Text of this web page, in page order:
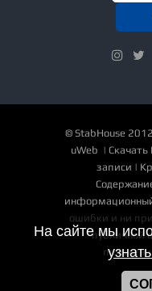
© StabHouse
uWeb | Скачать
записи |
ошибки и ни при
публичной
На сайте мы